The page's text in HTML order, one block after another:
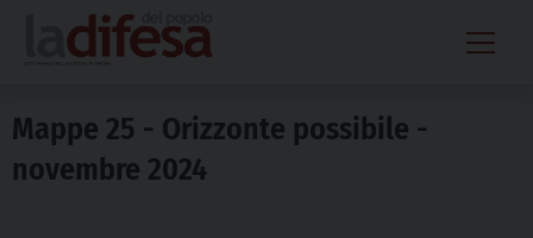
content
Mappe 25 - Orizzonte possibile -
novembre 2024